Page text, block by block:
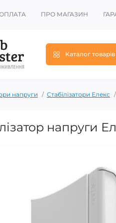
ПРО МАГАЗИН
Каталог товарів
напруги Стабілізатори Елекс
напруги